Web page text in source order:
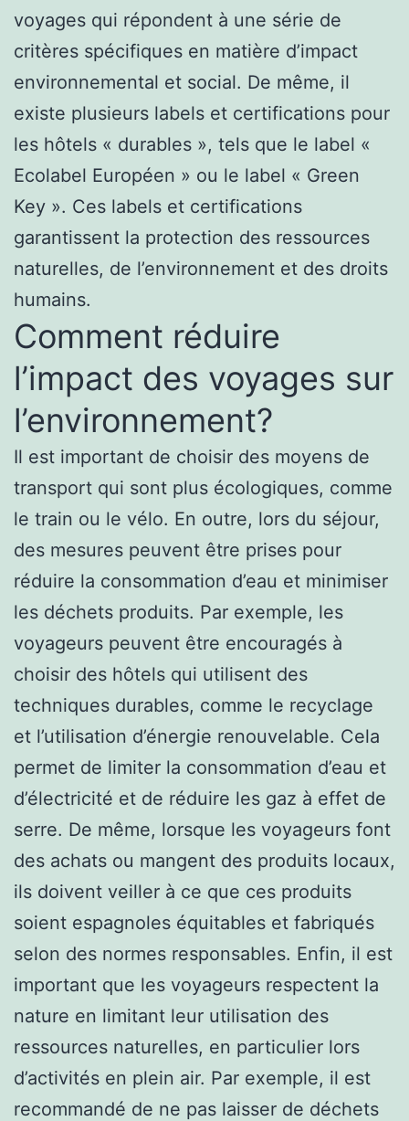
voyages qui répondent à une série de
critères spécifiques en matière d’impact
environnemental et social. De même, il
existe plusieurs labels et certifications pour
les hôtels « durables », tels que le label «
Ecolabel Européen » ou le label « Green
Key ». Ces labels et certifications
garantissent la protection des ressources
naturelles, de l’environnement et des droits
humains.
Comment réduire
l’impact des voyages sur
l’environnement?
Il est important de choisir des moyens de
transport qui sont plus écologiques, comme
le train ou le vélo. En outre, lors du séjour,
des mesures peuvent être prises pour
réduire la consommation d’eau et minimiser
les déchets produits. Par exemple, les
voyageurs peuvent être encouragés à
choisir des hôtels qui utilisent des
techniques durables, comme le recyclage
et l’utilisation d’énergie renouvelable. Cela
permet de limiter la consommation d’eau et
d’électricité et de réduire les gaz à effet de
serre. De même, lorsque les voyageurs font
des achats ou mangent des produits locaux,
ils doivent veiller à ce que ces produits
soient espagnoles équitables et fabriqués
selon des normes responsables. Enfin, il est
important que les voyageurs respectent la
nature en limitant leur utilisation des
ressources naturelles, en particulier lors
d’activités en plein air. Par exemple, il est
recommandé de ne pas laisser de déchets